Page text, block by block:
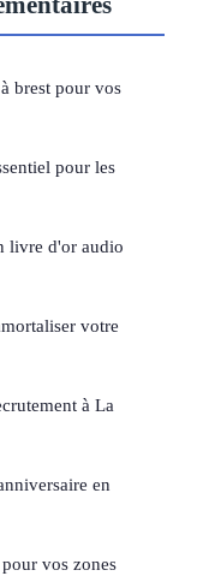
brest pour vos
pour les
livre d'or audio
votre
à La
en
vos zones